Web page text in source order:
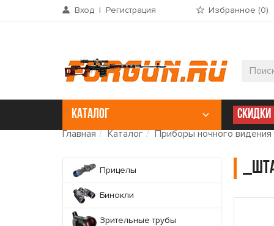
Вход | Регистрация Избранное (0)
КАТАЛОГ СКИДКИ
Главная Каталог Приборы ночного видения
Прицелы
Бинокли
Зрительные трубы